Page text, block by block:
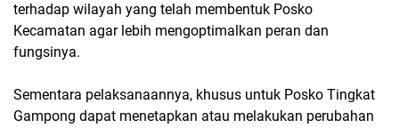
terhadap wilayah yang telah membentuk Posko
Kecamatan agar lebih mengoptimalkan peran dan
fungsinya.
Sementara pelaksanaannya, khusus untuk Posko Tingkat
Gampong dapat menetapkan atau melakukan perubahan